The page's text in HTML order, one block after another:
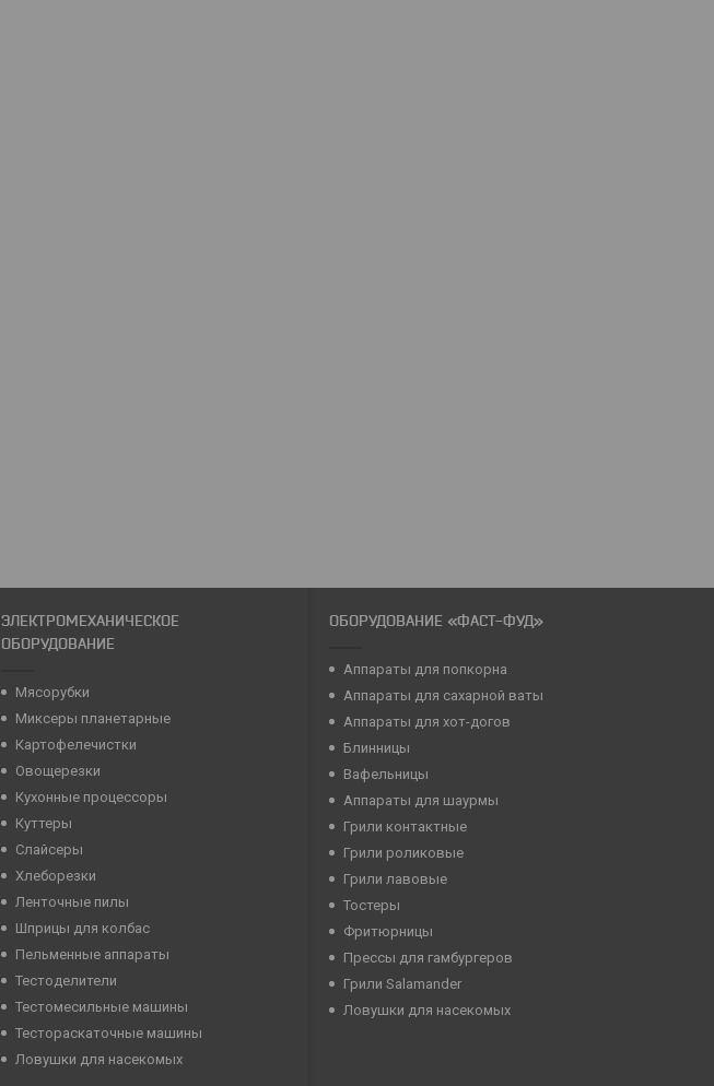
ЭЛЕКТРОМЕХАНИЧЕСКОЕ
ОБОРУДОВАНИЕ
Мясорубки
Миксеры планетарные
Картофелечистки
Овощерезки
Кухонные процессоры
Куттеры
Слайсеры
Хлеборезки
Ленточные пилы
Шприцы для колбас
Пельменные аппараты
Тестоделители
Тестомесильные машины
Тестораскаточные машины
Ловушки для насекомых
ОБОРУДОВАНИЕ «ФАСТ-ФУД»
Аппараты для попкорна
Аппараты для сахарной ваты
Аппараты для хот-догов
Блинницы
Вафельницы
Аппараты для шаурмы
Грили контактные
Грили роликовые
Грили лавовые
Тостеры
Фритюрницы
Прессы для гамбургеров
Грили Salamander
Ловушки для насекомых